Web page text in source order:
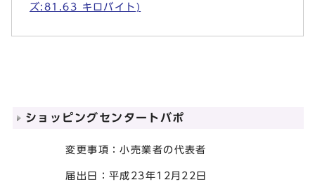
ズ:81.63 キロバイト)
ショッピングセンタートバポ
変更事項：小売業者の代表者
届出日：平成23年12月22日